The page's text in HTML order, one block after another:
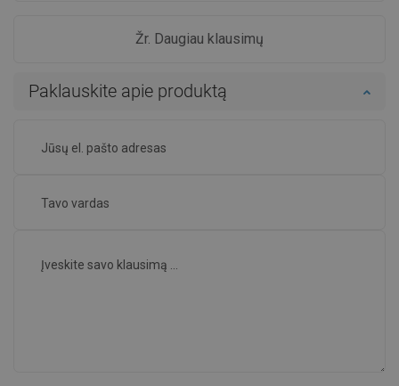
Žr. Daugiau klausimų
Paklauskite apie produktą